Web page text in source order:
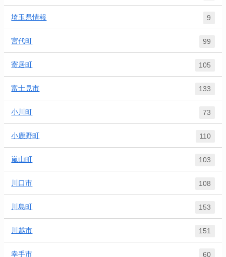
埼玉県情報 9
宮代町 99
寄居町 105
富士見市 133
小川町 73
小鹿野町 110
嵐山町 103
川口市 108
川島町 153
川越市 151
幸手市 60